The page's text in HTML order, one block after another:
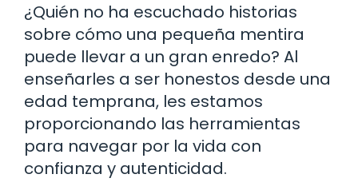
¿Quién no ha escuchado historias
sobre cómo una pequeña mentira
puede llevar a un gran enredo? Al
enseñarles a ser honestos desde una
edad temprana, les estamos
proporcionando las herramientas
para navegar por la vida con
confianza y autenticidad.